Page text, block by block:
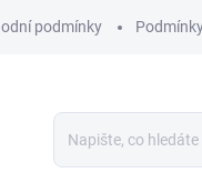
podmínky